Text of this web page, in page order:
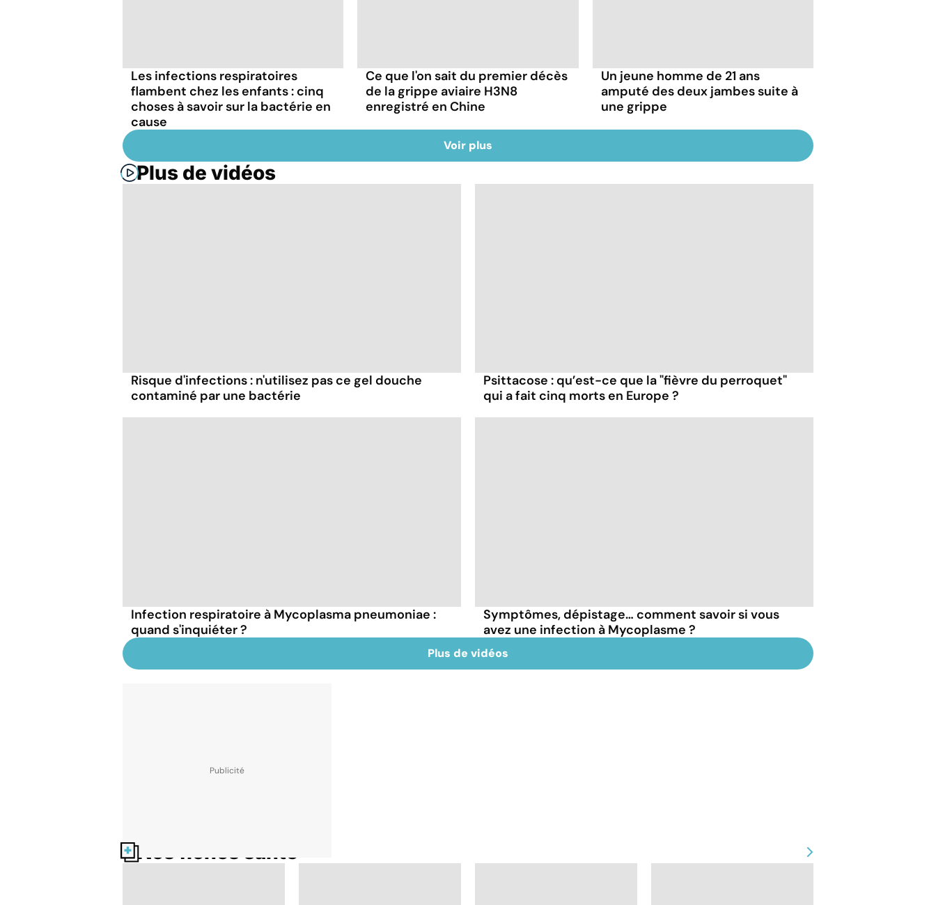
Les infections respiratoires
flambent chez les enfants : cinq
choses à savoir sur la bactérie en
cause
Ce que l'on sait du premier décès
de la grippe aviaire H3N8
enregistré en Chine
Un jeune homme de 21 ans
amputé des deux jambes suite à
une grippe
Voir plus
Plus de vidéos
Risque d'infections : n'utilisez pas ce gel douche
contaminé par une bactérie
Psittacose : qu’est-ce que la "fièvre du perroquet"
qui a fait cinq morts en Europe ?
Infection respiratoire à Mycoplasma pneumoniae :
quand s'inquiéter ?
Symptômes, dépistage… comment savoir si vous
avez une infection à Mycoplasme ?
Plus de vidéos
Nos fiches santé